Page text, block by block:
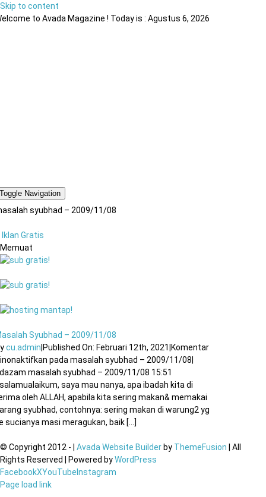
Skip to content
to Avada Magazine ! Today is : Agustus 6, 2026
Toggle Navigation
syubhad – 2009/11/08
Iklan Gratis
Memuat
Syubhad – 2009/11/08
cu.admin Published On: Februari 12th, 2021 Komentar
pada masalah syubhad – 2009/11/08
masalah syubhad – 2009/11/08 15:51
saya mau nanya, apa ibadah kita di
oleh ALLAH, apabila kita sering makan& memakai
syubhad, contohnya: sering makan di warung2 yg
sucianya masi meragukan, baik [...]
© Copyright 2012 - Avada Website Builder by ThemeFusion | All
Rights Reserved | Powered byWordPress
FacebookXYouTube Instagram
Page load link